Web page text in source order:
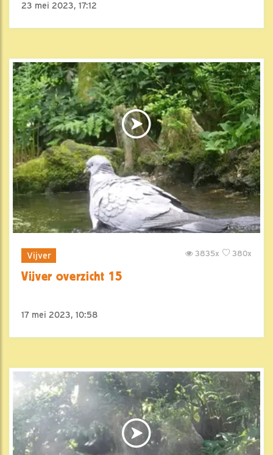
23 mei 2023, 17:12
Vijver 380x
3835x
Vijver overzicht 15
17 mei 2023, 10:58